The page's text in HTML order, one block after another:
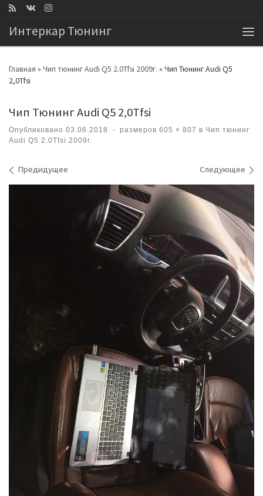
Интеркар Тюнинг
Главная » Чип тюнинг Audi Q5 2.0Tfsi 2009г. » Чип Тюнинг Audi Q5
2,0Tfsi
Чип Тюнинг Audi Q5 2,0Tfsi
Опубликовано 03.06.2018 - размеров 605 × 807 в Чип тюнинг
Audi Q5 2.0Tfsi 2009г.
Навигация по изображениям
Предидущее Следующее